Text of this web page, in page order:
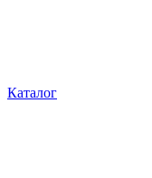
Каталог